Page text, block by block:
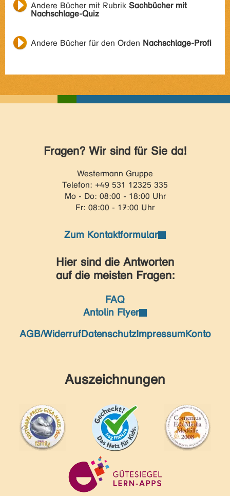
Andere Bücher mit Rubrik Sachbücher mit
Nachschlage-Quiz
Andere Bücher für den Orden Nachschlage-Profi